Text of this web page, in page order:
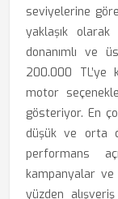
seviyelerine
yaklaşık
donanımlı ve
200.000 TL’ye
motor
gösteriyor. En
düşük ve orta
performans
kampanyalar
yüzden